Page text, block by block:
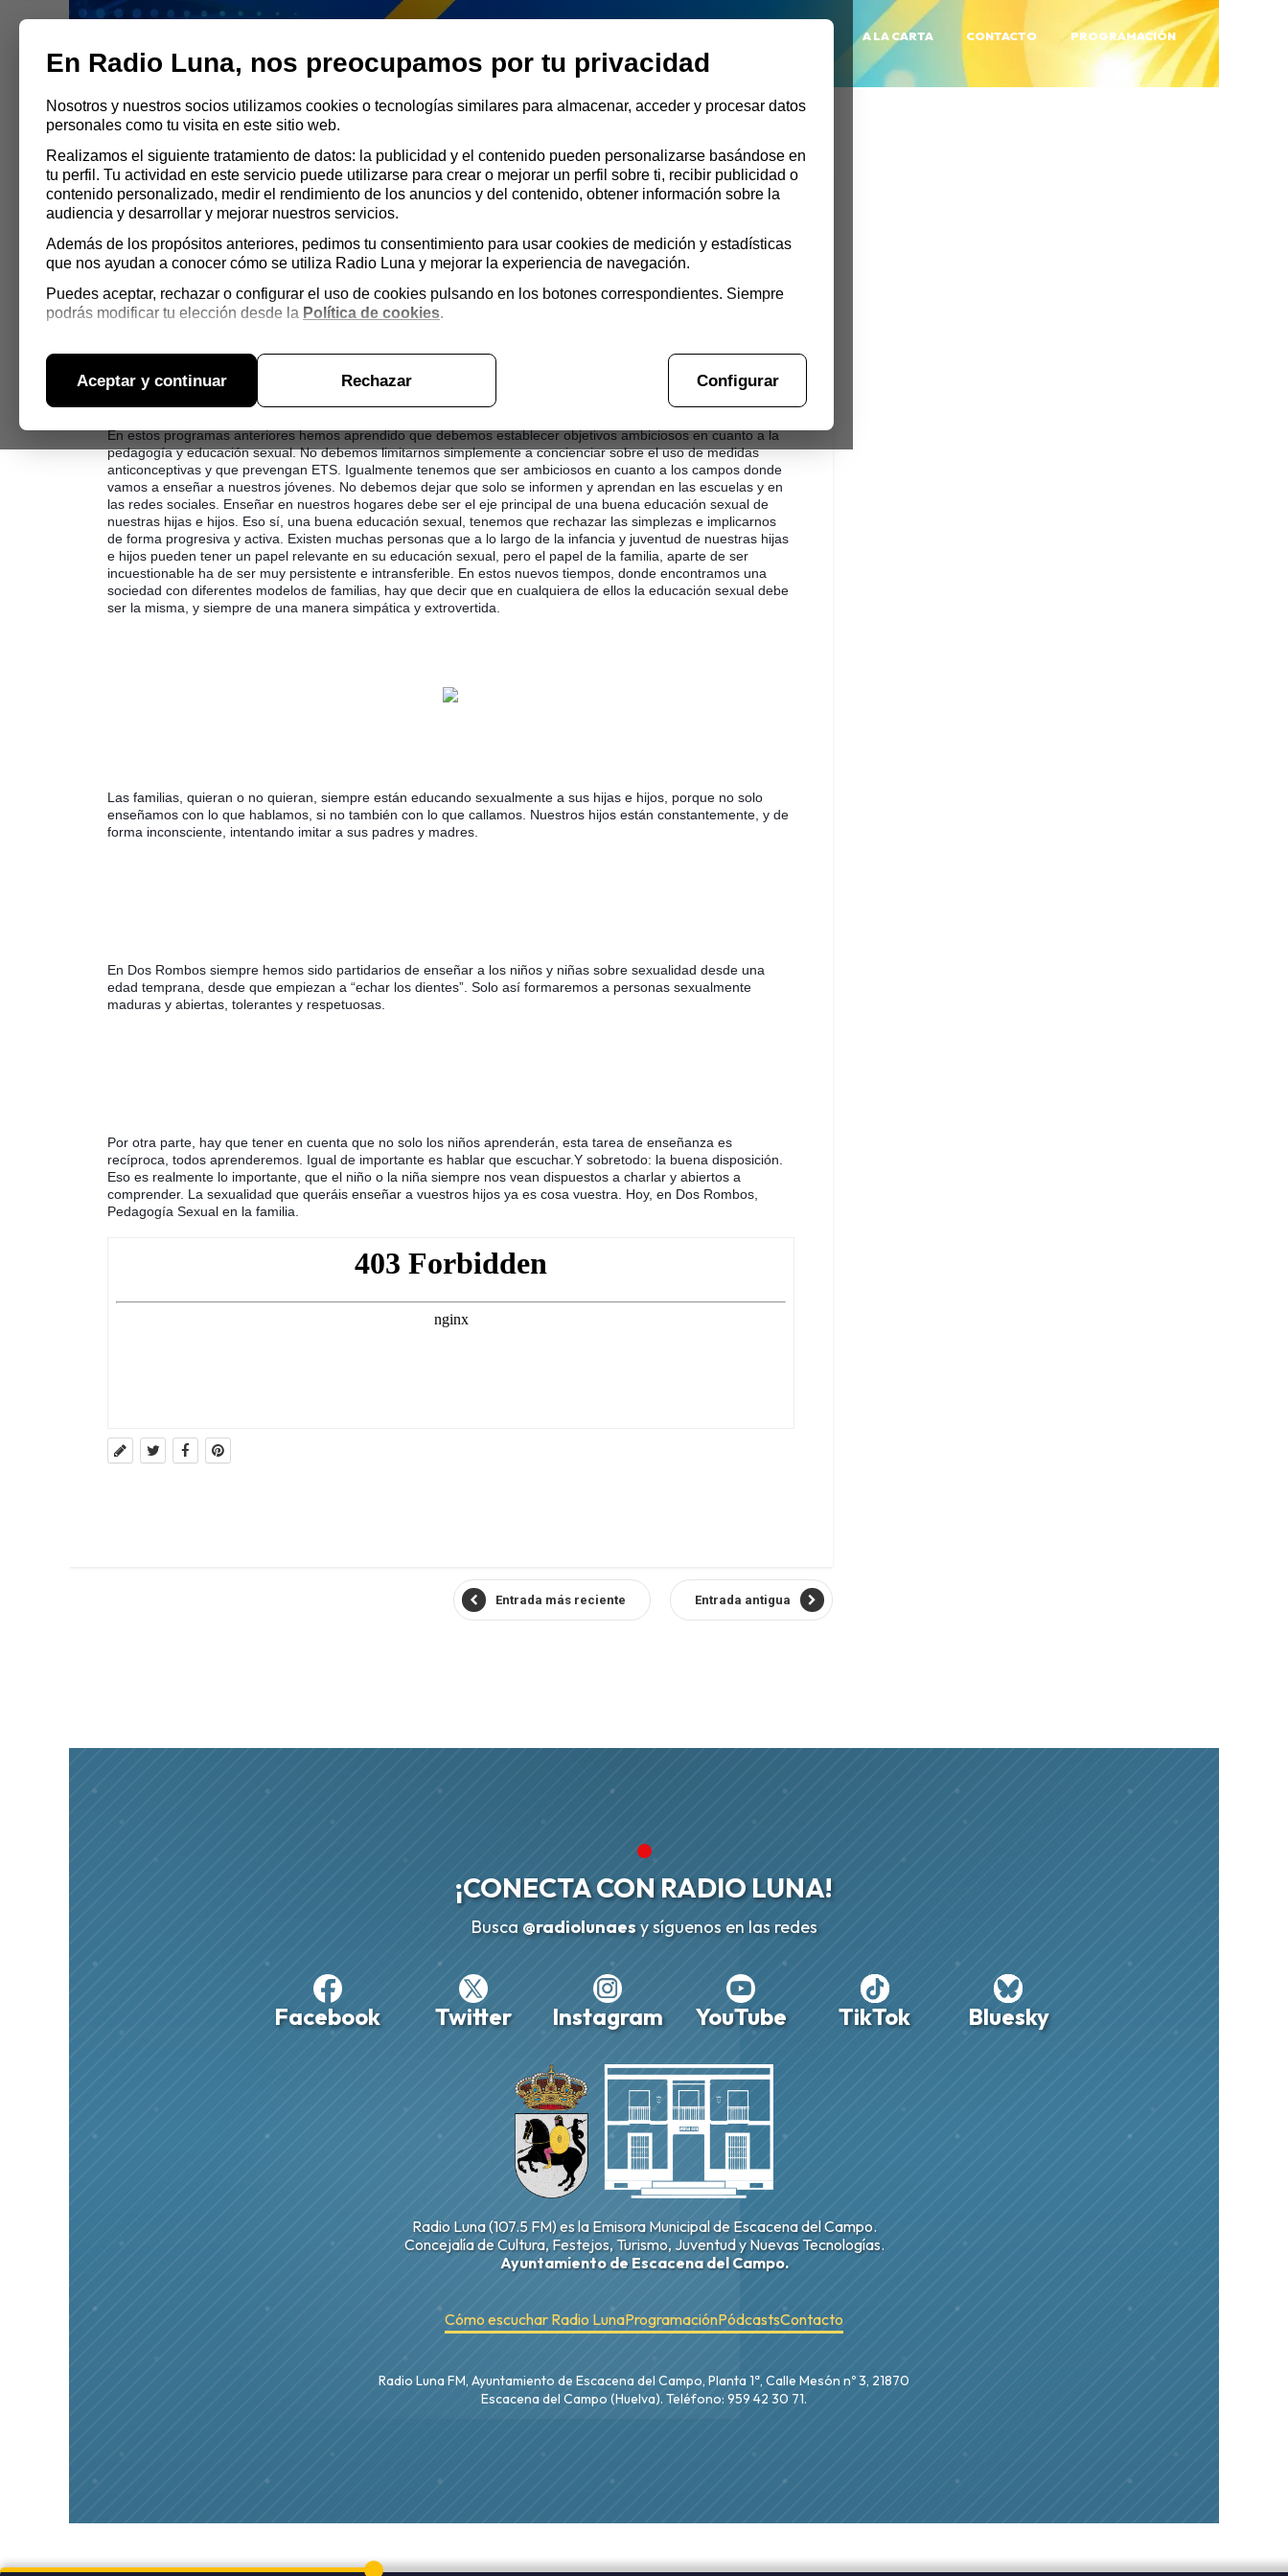
En Radio Luna, nos preocupamos por tu privacidad
Nosotros y nuestros socios utilizamos cookies o tecnologías similares para almacenar, acceder y procesar datos
personales como tu visita en este sitio web.
Realizamos el siguiente tratamiento de datos: la publicidad y el contenido pueden personalizarse basándose en
tu perfil. Tu actividad en este servicio puede utilizarse para crear o mejorar un perfil sobre ti, recibir publicidad o
contenido personalizado, medir el rendimiento de los anuncios y del contenido, obtener información sobre la
audiencia y desarrollar y mejorar nuestros servicios.
Además de los propósitos anteriores, pedimos tu consentimiento para usar cookies de medición y estadísticas
que nos ayudan a conocer cómo se utiliza Radio Luna y mejorar la experiencia de navegación.
Puedes aceptar, rechazar o configurar el uso de cookies pulsando en los botones correspondientes. Siempre
podrás modificar tu elección desde la Política de cookies.
Aceptar y continuar Rechazar Configurar
Abrir
A LA CARTA CONTACTO PROGRAMACIÓN
Dos Rombos 19 de mayo 2016| Pedagogía Sexual
en los medios de comunicación y entrevista a
En estos programas anteriores hemos aprendido que debemos establecer objetivos ambiciosos en cuanto a la
pedagogía y educación sexual. No debemos limitarnos simplemente a concienciar sobre el uso de medidas
anticonceptivas y que prevengan ETS. Igualmente tenemos que ser ambiciosos en cuanto a los campos donde
vamos a enseñar a nuestros jóvenes. No debemos dejar que solo se informen y aprendan en las escuelas y en
las redes sociales. Enseñar en nuestros hogares debe ser el eje principal de una buena educación sexual de
nuestras hijas e hijos. Eso sí, una buena educación sexual, tenemos que rechazar las simplezas e implicarnos
de forma progresiva y activa. Existen muchas personas que a lo largo de la infancia y juventud de nuestras hijas
e hijos pueden tener un papel relevante en su educación sexual, pero el papel de la familia, aparte de ser
incuestionable ha de ser muy persistente e intransferible. En estos nuevos tiempos, donde encontramos una
sociedad con diferentes modelos de familias, hay que decir que en cualquiera de ellos la educación sexual debe
ser la misma, y siempre de una manera simpática y extrovertida.
Las familias, quieran o no quieran, siempre están educando sexualmente a sus hijas e hijos, porque no solo
enseñamos con lo que hablamos, si no también con lo que callamos. Nuestros hijos están constantemente, y de
forma inconsciente, intentando imitar a sus padres y madres.
En Dos Rombos siempre hemos sido partidarios de enseñar a los niños y niñas sobre sexualidad desde una
edad temprana, desde que empiezan a “echar los dientes”. Solo así formaremos a personas sexualmente
maduras y abiertas, tolerantes y respetuosas.
Por otra parte, hay que tener en cuenta que no solo los niños aprenderán, esta tarea de enseñanza es
recíproca, todos aprenderemos. Igual de importante es hablar que escuchar.Y sobretodo: la buena disposición.
Eso es realmente lo importante, que el niño o la niña siempre nos vean dispuestos a charlar y abiertos a
comprender. La sexualidad que queráis enseñar a vuestros hijos ya es cosa vuestra. Hoy, en Dos Rombos,
Pedagogía Sexual en la familia.
Entrada más reciente Entrada antigua
¡CONECTA CONRADIO LUNA!
Busca@radiolunaesy síguenos en las redes
Facebook Twitter Instagram YouTube TikTok Bluesky
Radio Luna (107.5 FM) es la Emisora Municipal de Escacena del Campo.
Concejalía de Cultura, Festejos, Turismo, Juventud y Nuevas Tecnologías.
Ayuntamiento de Escacena del Campo.
Cómo escuchar Radio LunaProgramaciónPódcastsContacto
Radio Luna FM, Ayuntamiento de Escacena del Campo, Planta 1ª, Calle Mesón nº 3, 21870
Escacena del Campo (Huelva). Teléfono: 959 42 30 71.